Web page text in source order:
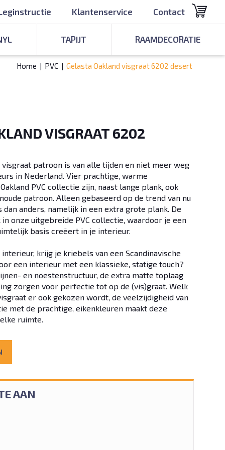
Klantenservice Contact
TAPIJT RAAMDECORATIE
Home | PVC | Gelasta Oakland visgraat 6202 desert
VISGRAAT 6202
patroon is van alle tijden en niet meer weg
in Nederland. Vier prachtige, warme
PVC collectie zijn, naast lange plank, ook
patroon. Alleen gebaseerd op de trend van nu
dan anders, namelijk in een extra grote plank. De
onze uitgebreide PVC collectie, waardoor je een
basis creëert in je interieur.
krijg je kriebels van een Scandinavische
een interieur met een klassieke, statige touch?
en noestenstructuur, de extra matte toplaag
zorgen voor perfectie tot op de (vis)graat. Welk
er ook gekozen wordt, de veelzijdigheid van
met de prachtige, eikenkleuren maakt deze
ruimte.
AAN